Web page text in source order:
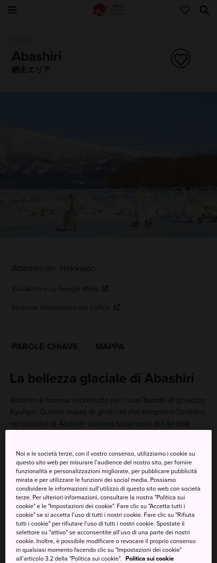
Abashiri
網走エリア
Abashiri-shi, Hokkaido
Visualizzare su Google Maps
Ricevere informazioni del traffico
PAROLE CHIAVE MAPPA
La bellezza glaciale di Abashiri
Abashiri è famosa soprattutto per i suoi banchi di ghiaccio
Ryuhyo. Queste masse di ghiaccio che ricoprono l'oceano
nei dintorni di Abashiri portano sulla costa di Okhotsk
goderti la natura rigogliosa e il gustoso cibo della frontiera
settentrionale di Hokkaido anche in altre stagioni.
Noi e le società terze, con il vostro consenso, utilizziamo i cookie su
questo sito web per misurare l'audience del nostro sito, per fornire
funzionalità e personalizzazioni migliorate, per pubblicare pubblicità
mirata e per utilizzare le funzioni dei social media. Possiamo
condividere le informazioni sull'utilizzo di questo sito web con società
terze. Per ulteriori informazioni, consultare la nostra "Politica sui
cookie" e le "Impostazioni dei cookie". Fare clic su "Accetta tutti i
cookie" se si accetta l'uso di tutti i nostri cookie. Fare clic su "Rifiuta
tutti i cookie" per rifiutare l'uso di tutti i nostri cookie. Spostate il
selettore su "attivo" se acconsentite all'uso di una parte dei nostri
cookie. Inoltre, è possibile modificare o revocare il proprio consenso
in qualsiasi momento facendo clic su "Impostazioni dei cookie"
all'articolo 3.2 della "Politica sui cookie". Politica sui cookie